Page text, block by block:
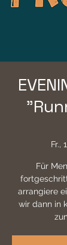
Fr.,
Für
arrangiere
wir dann in